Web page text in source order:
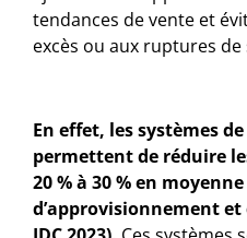
tendances de vente et
excès ou aux ruptures de
En effet, les systèmes
permettent de réduire
20 % à 30 % en
d’approvisionnement